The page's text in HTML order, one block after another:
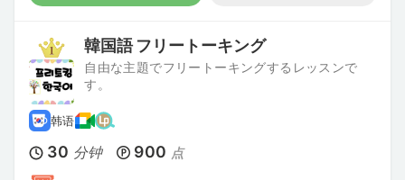
韓国語 フリートーキング
自由な主題でフリートーキングするレッスンで
す。
韩语
30 分钟 900 点